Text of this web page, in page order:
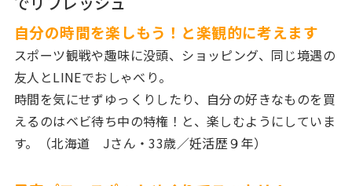
自分の時間を楽しもう！と楽観的に考えます
スポーツ観戦や趣味に没頭、ショッピング、同じ境遇の
友人とLINEでおしゃべり。
時間を気にせずゆっくりしたり、自分の好きなものを買
えるのはベビ待ち中の特権！と、楽しむようにしていま
す。（北海道 Jさん・33歳／妊活歴９年）